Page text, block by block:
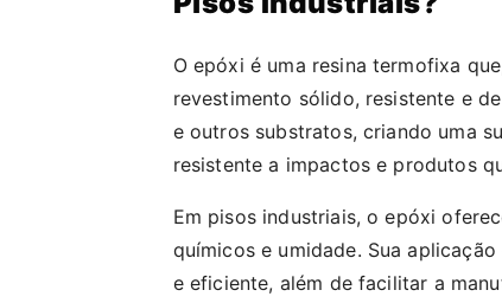
O epóxi é uma resina termofixa
revestimento sólido, resistente e
e outros substratos, criando uma
resistente a impactos e produtos
Em pisos industriais, o epóxi
químicos e umidade. Sua
e eficiente, além de facilitar a